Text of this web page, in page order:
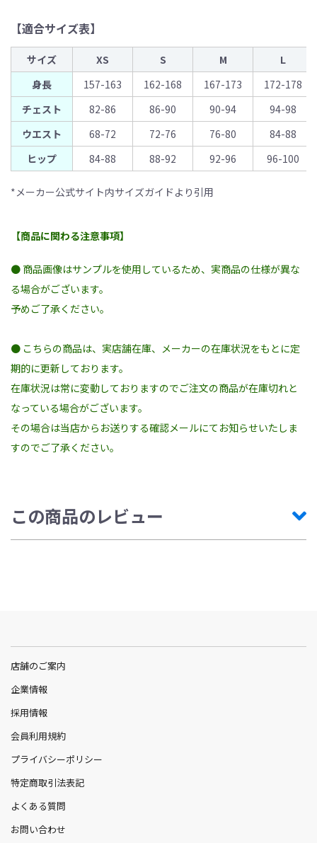
【適合サイズ表】
サイズ XS S M
L
身長
157-163 162-168 167-173
172-178
チェスト
82-86 86-90 90-94
94-98
ウエスト
68-72 72-76 76-80
84-88
ヒップ
84-88 88-92 92-96 96-100
*メーカー公式サイト内サイズガイドより引用
【商品に関わる注意事項】
● 商品画像はサンプルを使用しているため、実商品の仕様が異な
る場合がございます。
予めご了承ください。
● こちらの商品は、実店舗在庫、メーカーの在庫状況をもとに定
期的に更新しております。
在庫状況は常に変動しておりますのでご注文の商品が在庫切れと
なっている場合がございます。
その場合は当店からお送りする確認メールにてお知らせいたしま
すのでご了承ください。
この商品のレビュー
店舗のご案内
企業情報
採用情報
会員利用規約
プライバシーポリシー
特定商取引法表記
よくある質問
お問い合わせ